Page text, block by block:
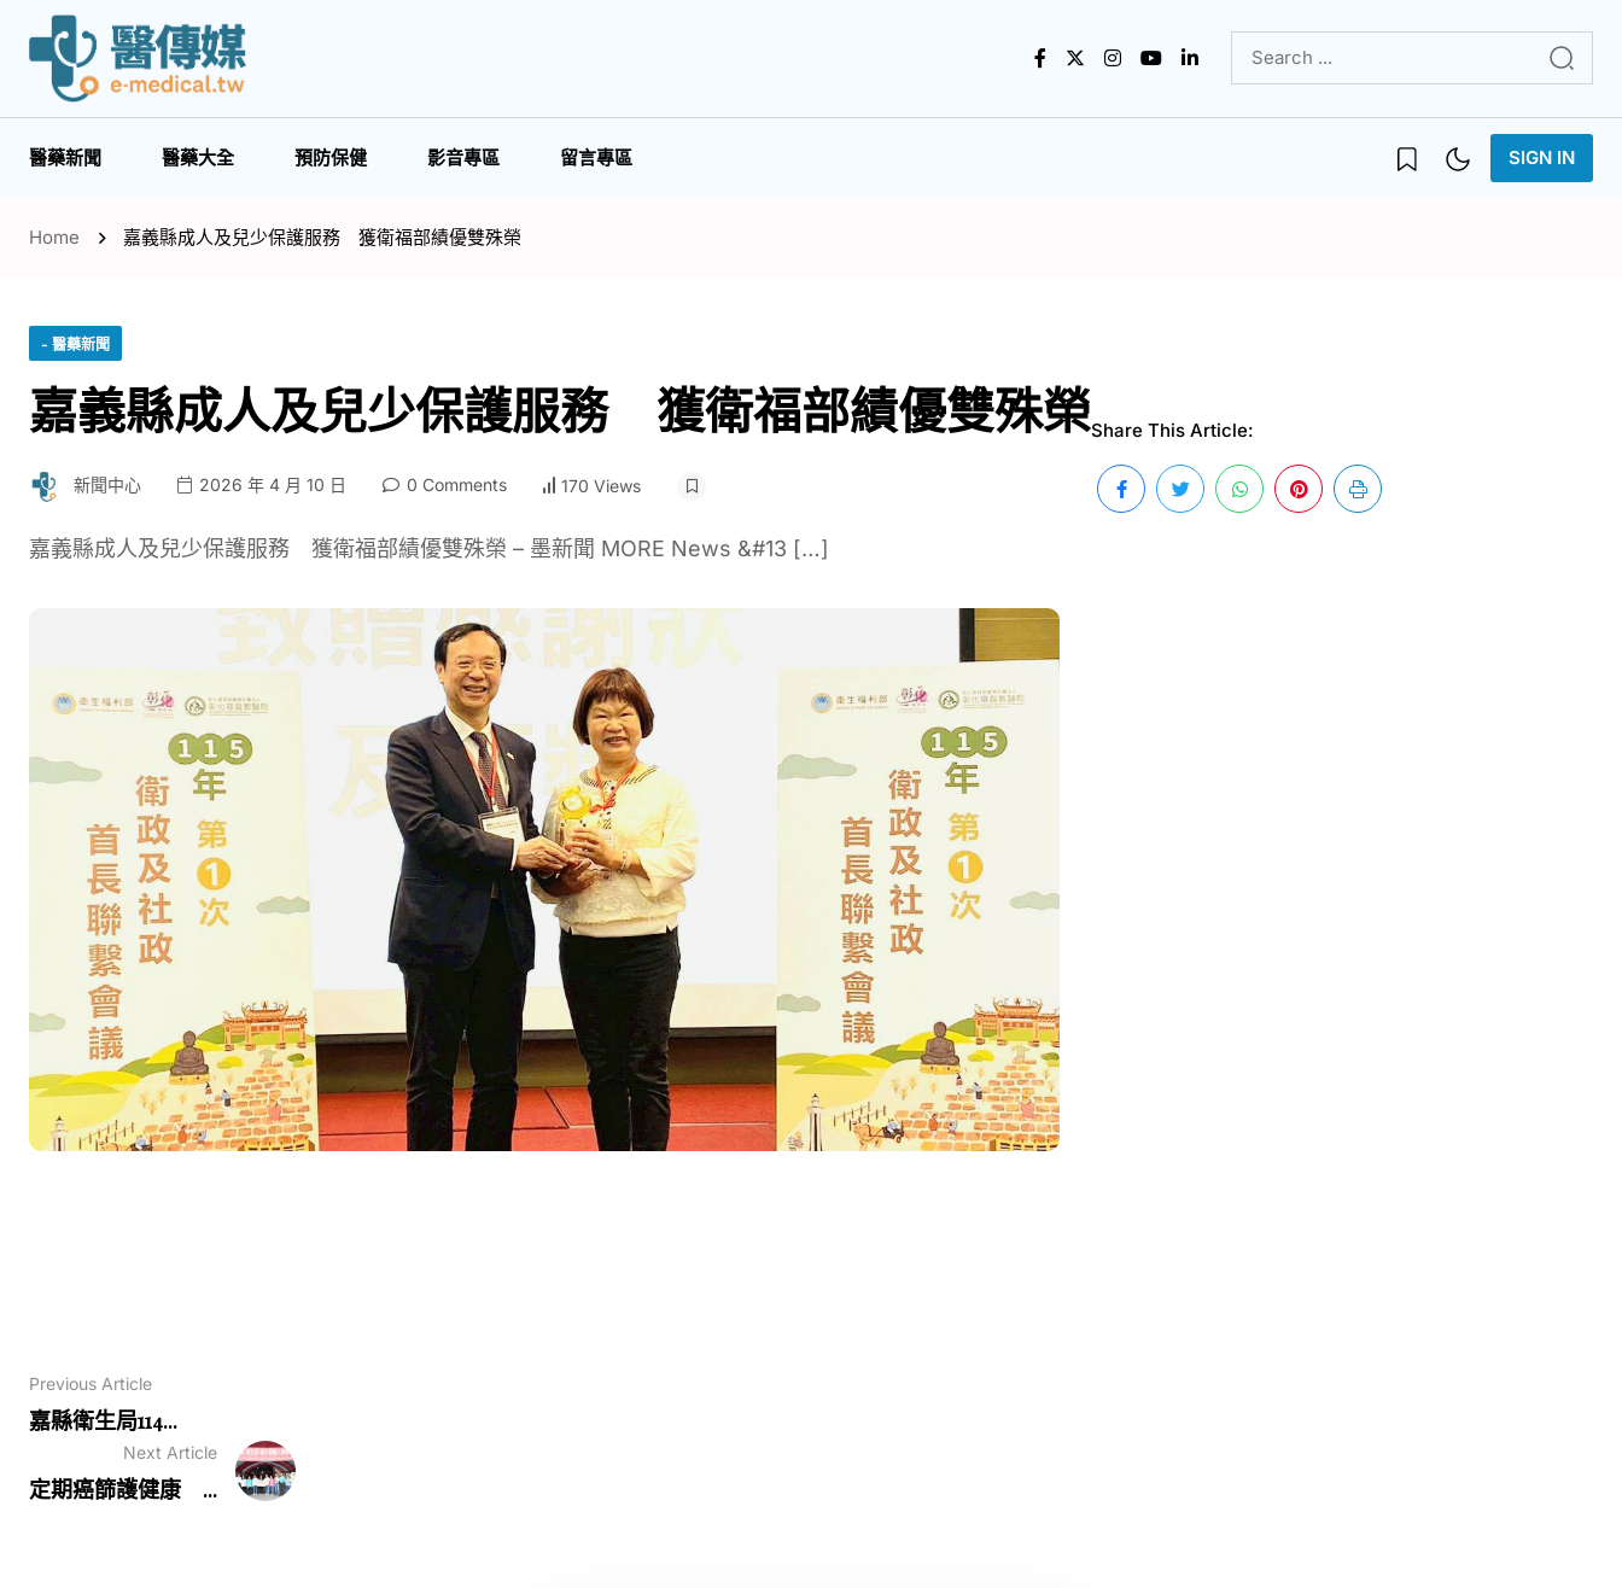
醫藥新聞 醫藥大全 預防保健 影音專區 留言專區 SIGN IN
Home 嘉義縣成人及兒少保護服務 獲衛福部績優雙殊榮
- 醫藥新聞
嘉義縣成人及兒少保護服務 獲衛福部績優雙殊榮
新聞中心 2026 年 4 月 10 日 0 Comments 170 Views
嘉義縣成人及兒少保護服務 獲衛福部績優雙殊榮 – 墨新聞 MORE News &#13 […]
Share This Article:
Previous Article
嘉縣衛生局114...
Next Article
定期癌篩護健康 ...